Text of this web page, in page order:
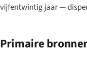
vijfentwintig jaar —
Primaire